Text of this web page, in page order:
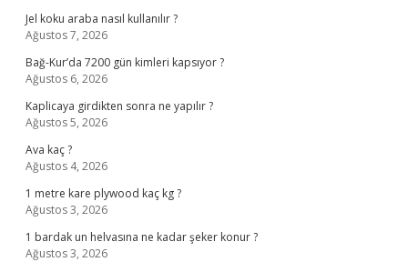
Jel koku araba nasıl kullanılır ?
Ağustos 7, 2026
Bağ-Kur’da 7200 gün kimleri kapsıyor ?
Ağustos 6, 2026
Kaplicaya girdikten sonra ne yapılır ?
Ağustos 5, 2026
Ava kaç ?
Ağustos 4, 2026
1 metre kare plywood kaç kg ?
Ağustos 3, 2026
1 bardak un helvasına ne kadar şeker konur ?
Ağustos 3, 2026